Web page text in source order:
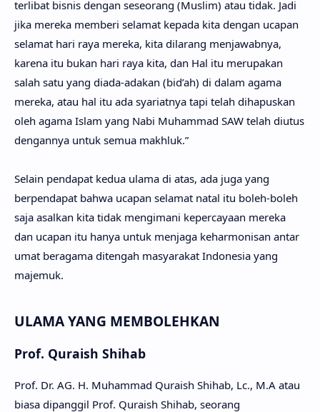
terlibat bisnis dengan seseorang (Muslim) atau tidak. Jadi
jika mereka memberi selamat kepada kita dengan ucapan
selamat hari raya mereka, kita dilarang menjawabnya,
karena itu bukan hari raya kita, dan Hal itu merupakan
salah satu yang diada-adakan (bid’ah) di dalam agama
mereka, atau hal itu ada syariatnya tapi telah dihapuskan
oleh agama Islam yang Nabi Muhammad SAW telah diutus
dengannya untuk semua makhluk.”
Selain pendapat kedua ulama di atas, ada juga yang
berpendapat bahwa ucapan selamat natal itu boleh-boleh
saja asalkan kita tidak mengimani kepercayaan mereka
dan ucapan itu hanya untuk menjaga keharmonisan antar
umat beragama ditengah masyarakat Indonesia yang
majemuk.
ULAMA YANG MEMBOLEHKAN
Prof. Quraish Shihab
Prof. Dr. AG. H. Muhammad Quraish Shihab, Lc., M.A atau
biasa dipanggil Prof. Quraish Shihab, seorang